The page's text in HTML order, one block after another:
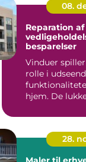
08.
Reparation
besparelser
Vinduer
rolle i
hjem. De
28.